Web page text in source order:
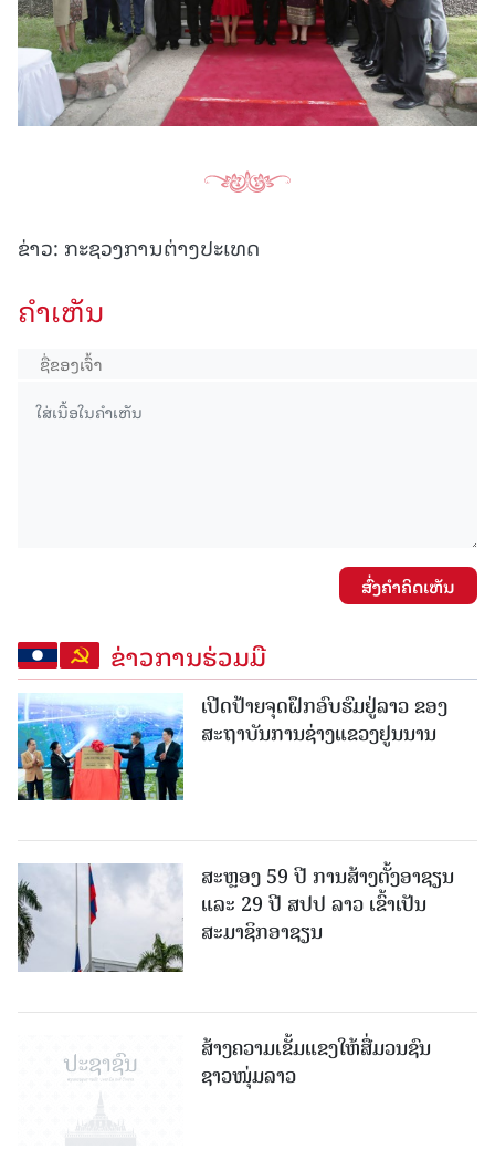
ຂ່າວ: ກະຊວງການຕ່າງປະເທດ
ຄໍາເຫັນ
ສົ່ງຄໍາຄິດເຫັນ
ຂ່າວການຮ່ວມມື
ເປີດປ້າຍຈຸດຝຶກອົບຮົມຢູ່ລາວ ຂອງ
ສະຖາບັນການຊ່າງແຂວງຢູນນານ
ສະຫຼອງ 59 ປີ ການສ້າງຕັ້ງອາຊຽນ
ແລະ 29 ປີ ສປປ ລາວ ເຂົ້າເປັນ
ສະມາຊິກອາຊຽນ
ສ້າງຄວາມເຂັ້ມແຂງໃຫ້ສື່ມວນຊົນ
ຊາວໜຸ່ມລາວ